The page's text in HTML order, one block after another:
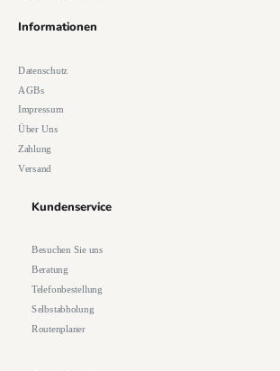
Informationen
Datenschutz
AGBs
Impressum
Über Uns
Zahlung
Versand
Kundenservice
Besuchen Sie uns
Beratung
Telefonbestellung
Selbstabholung
Routenplaner